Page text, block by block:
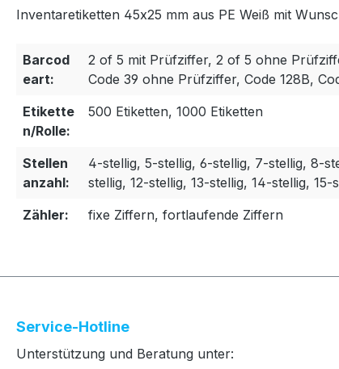
Inventaretiketten 45x25 mm aus PE Weiß mit
Barcod
eart:
2 of 5 mit Prüfziffer, 2 of 5 ohne
Code 39 ohne Prüfziffer, Code 128B,
Etikette
n/Rolle:
500 Etiketten, 1000 Etiketten
Stellen
anzahl:
4-stellig, 5-stellig, 6-stellig, 7-stellig, 8-
stellig, 12-stellig, 13-stellig, 14-stellig, 15-
Zähler:
fixe Ziffern, fortlaufende Ziffern
Service-Hotline
Unterstützung und Beratung unter: